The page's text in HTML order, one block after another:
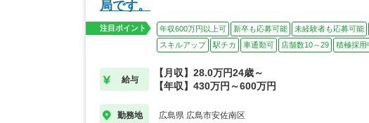
局です。
注目ポイント 年収600万円以上可 新卒も応募可能 未経験者も応募可能
スキルアップ
駅チカ 車通勤可 店舗数10～29 積極採用
給与
【月収】28.0万円24歳～
【年収】430万円～600万円
勤務地 広島県 広島市安佐南区